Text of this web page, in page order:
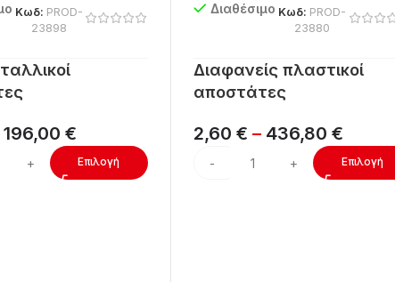
Κωδ: PROD-
23898
196,00 €
Επιλογή
Διαθέσιμο Κωδ: PROD-
23880
Διαφανείς πλαστικοί
αποστάτες
2,60 € – 436,80 €
Επιλογή